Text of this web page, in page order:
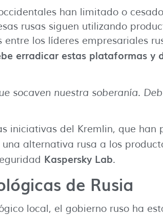
han limitado o
rusas siguen utilizando
los líderes empresariales
erradicar estas plataformas y
socaven nuestra soberanía.
iniciativas del Kremlin, que han
una alternativa rusa a los
Kaspersky Lab.
de Rusia
local, el gobierno ruso ha